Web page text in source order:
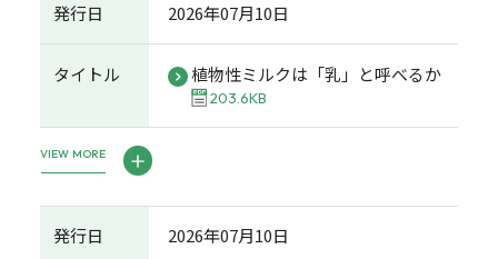
発行日 2026年07月10日
タイトル 植物性ミルクは「乳」と呼べるか
203.6KB
VIEW MORE
発行日 2026年07月10日